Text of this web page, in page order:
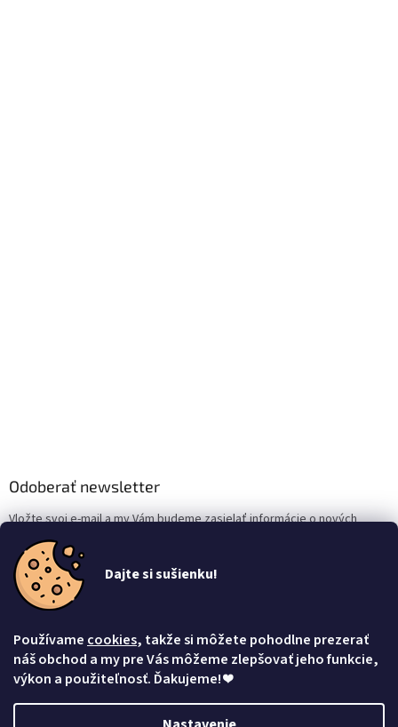
Dajte si sušienku!
Používame cookies, takže si môžete pohodlne prezerať
náš obchod a my pre Vás môžeme zlepšovať jeho funkcie,
výkon a použiteľnosť. Ďakujeme!❤
Odoberať newsletter
Vložte svoj e-mail a my Vám budeme zasielať informácie o nových
produktoch na našom e-shope.
Email
Vložením e-mailu súhlasíte s
Prihlásiť sa